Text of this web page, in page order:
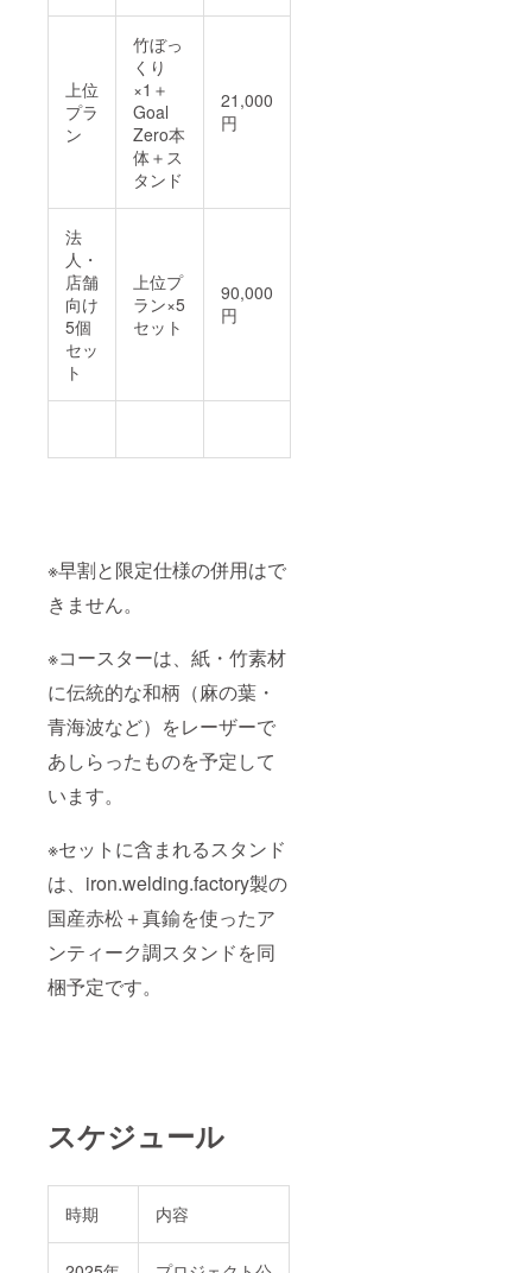
上位
プラ
ン
竹ぼっ
くり
×1＋
Goal
Zero本
体＋ス
タンド
21,000
円
法
人・
店舗
向け
5個
セッ
ト
上位プ
ラン×5
セット
90,000
円
※早割と限定仕様の併用はで
きません。
※コースターは、紙・竹素材
に伝統的な和柄（麻の葉・
青海波など）をレーザーで
あしらったものを予定して
います。
※セットに含まれるスタンド
は、iron.welding.factory製の
国産赤松＋真鍮を使ったア
ンティーク調スタンドを同
梱予定です。
スケジュール
時期 内容